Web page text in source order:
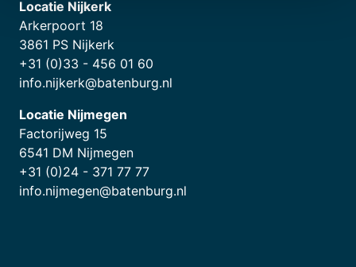
Locatie Nijkerk
Arkerpoort 18
3861 PS Nijkerk
+31 (0)33 - 456 01 60
info.nijkerk@batenburg.nl
Locatie Nijmegen
Factorijweg 15
6541 DM Nijmegen
+31 (0)24 - 371 77 77
info.nijmegen@batenburg.nl